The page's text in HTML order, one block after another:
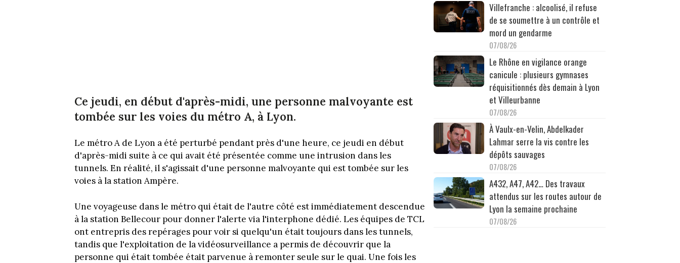
Ce jeudi, en début d'après-midi, une personne malvoyante est
tombée sur les voies du métro A, à Lyon.
Le métro A de Lyon a été perturbé pendant près d'une heure, ce jeudi en début
d'après-midi suite à ce qui avait été présentée comme une intrusion dans les
tunnels. En réalité, il s'agissait d'une personne malvoyante qui est tombée sur les
voies à la station Ampère.
Une voyageuse dans le métro qui était de l'autre côté est immédiatement descendue
à la station Bellecour pour donner l'alerte via l'interphone dédié. Les équipes de TCL
ont entrepris des repérages pour voir si quelqu'un était toujours dans les tunnels,
tandis que l'exploitation de la vidéosurveillance a permis de découvrir que la
personne qui était tombée était parvenue à remonter seule sur le quai. Une fois les
Villefranche : alcoolisé, il refuse
de se soumettre à un contrôle et
mord un gendarme
07/08/26
Le Rhône en vigilance orange
canicule : plusieurs gymnases
réquisitionnés dès demain à Lyon
et Villeurbanne
07/08/26
À Vaulx-en-Velin, Abdelkader
Lahmar serre la vis contre les
dépôts sauvages
07/08/26
A432, A47, A42… Des travaux
attendus sur les routes autour de
Lyon la semaine prochaine
07/08/26